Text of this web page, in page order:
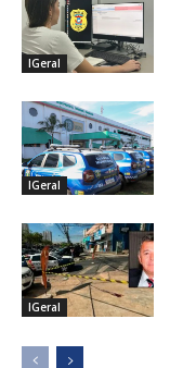
IGeral
IGeral
IGeral